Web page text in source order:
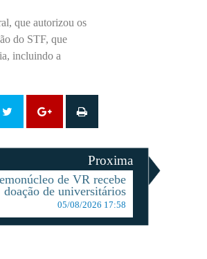
que autorizou os
do STF, que
incluindo a
Proxima
de VR recebe
doação de universitários
05/08/2026 17:58